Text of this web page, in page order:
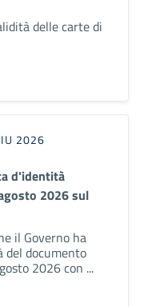
delle carte di
2026
d'identità
2026 sul
il Governo ha
del documento
2026 con ...